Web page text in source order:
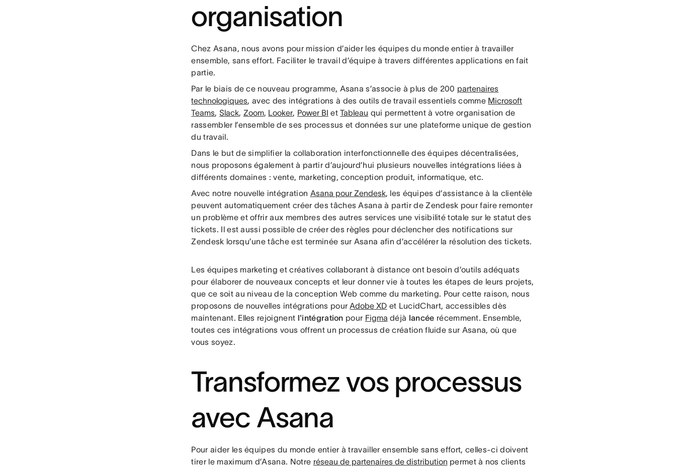
organisation
Chez Asana, nous avons pour mission d’aider les équipes du monde entier à travailler
ensemble, sans effort. Faciliter le travail d’équipe à travers différentes applications en fait
partie.
Par le biais de ce nouveau programme, Asana s’associe à plus de 200 partenaires
technologiques, avec des intégrations à des outils de travail essentiels comme Microsoft
Teams, Slack, Zoom, Looker, Power BI etTableau qui permettent à votre organisation de
rassembler l’ensemble de ses processus et données sur une plateforme unique de gestion
du travail.
Dans le but de simplifier la collaboration interfonctionnelle des équipes décentralisées,
nous proposons également à partir d’aujourd’hui plusieurs nouvelles intégrations liées à
différents domaines : vente, marketing, conception produit, informatique, etc.
Avec notre nouvelle intégration Asana pour Zendesk, les équipes d’assistance à la clientèle
peuvent automatiquement créer des tâches Asana à partir de Zendesk pour faire remonter
un problème et offrir aux membres des autres services une visibilité totale sur le statut des
tickets. Il est aussi possible de créer des règles pour déclencher des notifications sur
Zendesk lorsqu’une tâche est terminée sur Asana afin d’accélérer la résolution des tickets.
Les équipes marketing et créatives collaborant à distance ont besoin d’outils adéquats
pour élaborer de nouveaux concepts et leur donner vie à toutes les étapes de leurs projets,
que ce soit au niveau de la conception Web comme du marketing. Pour cette raison, nous
proposons de nouvelles intégrations pourAdobe XD et LucidChart, accessibles dès
maintenant. Elles rejoignent l'intégration pour Figma déjà lancée récemment. Ensemble,
toutes ces intégrations vous offrent un processus de création fluide sur Asana, où que
vous soyez.
Transformez vos processus
avec Asana
Pour aider les équipes du monde entier à travailler ensemble sans effort, celles-ci doivent
tirer le maximum d’Asana. Notre réseau de partenaires de distribution permet à nos clients